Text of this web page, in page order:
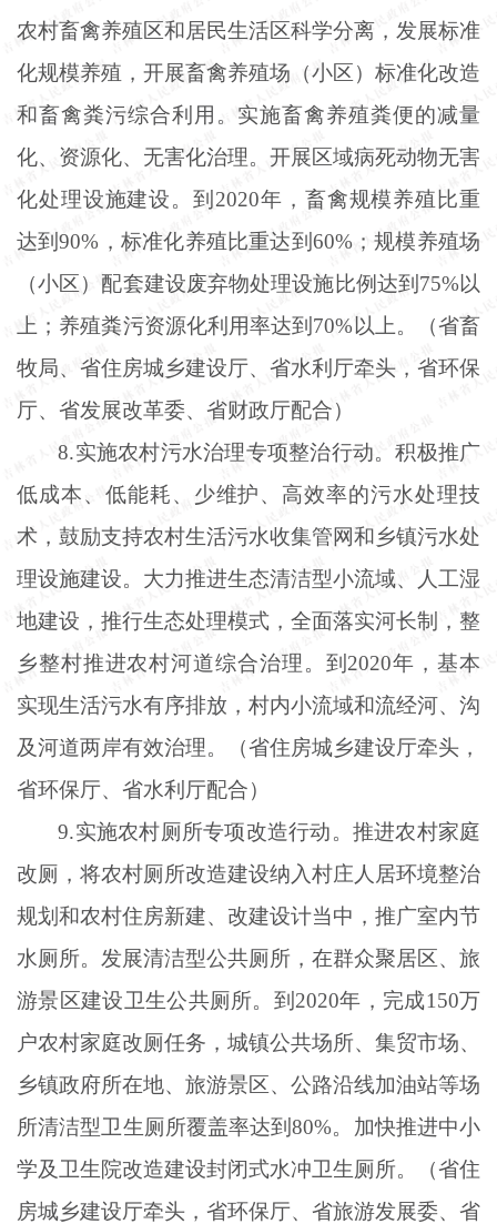
农村畜禽养殖区和居民生活区科学分离，发展标准
化规模养殖，开展畜禽养殖场（小区）标准化改造
和畜禽粪污综合利用。实施畜禽养殖粪便的减量
化、资源化、无害化治理。开展区域病死动物无害
化处理设施建设。到2020年，畜禽规模养殖比重
达到90%，标准化养殖比重达到60%；规模养殖场
（小区）配套建设废弃物处理设施比例达到75%以
上；养殖粪污资源化利用率达到70%以上。（省畜
牧局、省住房城乡建设厅、省水利厅牵头，省环保
厅、省发展改革委、省财政厅配合）
8.实施农村污水治理专项整治行动。积极推广
低成本、低能耗、少维护、高效率的污水处理技
术，鼓励支持农村生活污水收集管网和乡镇污水处
理设施建设。大力推进生态清洁型小流域、人工湿
地建设，推行生态处理模式，全面落实河长制，整
乡整村推进农村河道综合治理。到2020年，基本
实现生活污水有序排放，村内小流域和流经河、沟
及河道两岸有效治理。（省住房城乡建设厅牵头，
省环保厅、省水利厅配合）
9.实施农村厕所专项改造行动。推进农村家庭
改厕，将农村厕所改造建设纳入村庄人居环境整治
规划和农村住房新建、改建设计当中，推广室内节
水厕所。发展清洁型公共厕所，在群众聚居区、旅
游景区建设卫生公共厕所。到2020年，完成150万
户农村家庭改厕任务，城镇公共场所、集贸市场、
乡镇政府所在地、旅游景区、公路沿线加油站等场
所清洁型卫生厕所覆盖率达到80%。加快推进中小
学及卫生院改造建设封闭式水冲卫生厕所。（省住
房城乡建设厅牵头，省环保厅、省旅游发展委、省